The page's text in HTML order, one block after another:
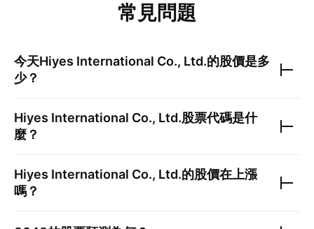
常見問題
今天Hiyes International Co., Ltd.的股價是多
少？
Hiyes International Co., Ltd.股票代碼是什
麼？
Hiyes International Co., Ltd.的股價在上漲
嗎？